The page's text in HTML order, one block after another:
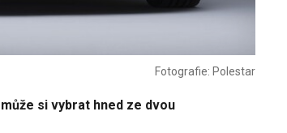
Fotografie: Polestar
si vybrat hned ze dvou